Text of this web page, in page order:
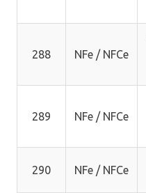
288 NFe / NFCe
289 NFe / NFCe
290 NFe / NFCe